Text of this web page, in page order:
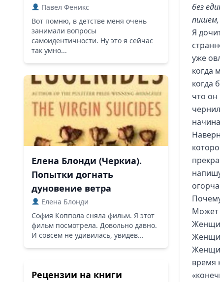
Павел Феникс
Вот помню, в детстве меня очень
занимали вопросы
самоидентичности. Ну это я сейчас
так умно...
Елена Блонди (Черкиа).
Попытки догнать
дуновение ветра
Елена Блонди
София Коппола сняла фильм. Я этот
фильм посмотрела. Довольно давно.
И совсем не удивилась, увидев...
Рецензии на книги
без
пишем,
Я
уже
когда
когда
что он
Может
время